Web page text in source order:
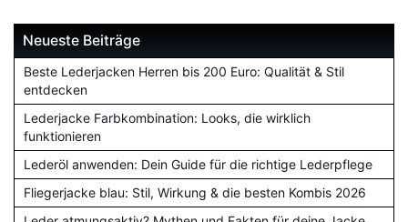
Neueste Beiträge
Beste Lederjacken Herren bis 200 Euro: Qualität & Stil
entdecken
Lederjacke Farbkombination: Looks, die wirklich
funktionieren
Lederöl anwenden: Dein Guide für die richtige Lederpflege
Fliegerjacke blau: Stil, Wirkung & die besten Kombis 2026